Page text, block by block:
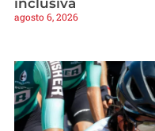
agosto 6, 2026